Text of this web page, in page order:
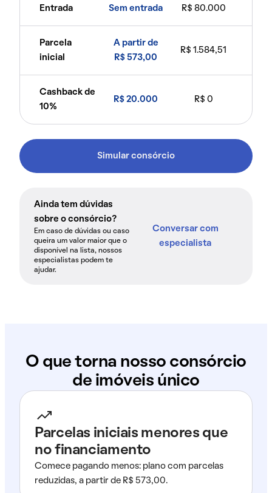
Entrada Sem entrada R$ 80.000
Parcela
inicial
A partir de
R$ 573,00
R$ 1.584,51
Cashback de
10%
R$ 20.000 R$ 0
Simular consórcio
Ainda tem dúvidas
sobre o consórcio?
Em caso de dúvidas ou caso
queira um valor maior que o
disponível na lista, nossos
especialistas podem te
ajudar.
Conversar com
especialista
O que torna nosso consórcio
de imóveis único
Parcelas iniciais menores que
no financiamento
Comece pagando menos: plano com parcelas
reduzidas, a partir de R$ 573,00.